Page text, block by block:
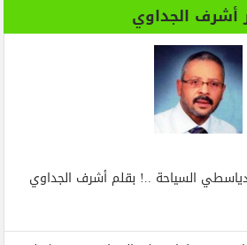
أشرف الجداوي
السياحة ..! بقلم أشرف الجداوي